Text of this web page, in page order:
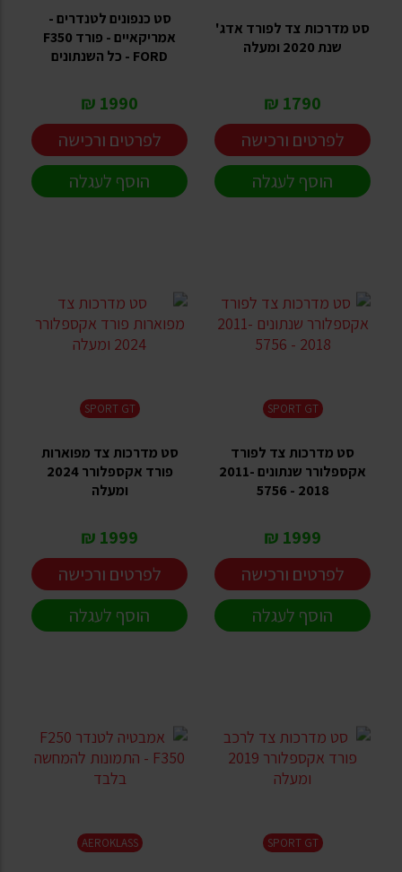
סט מדרכות צד לפורד אדג'
שנת 2020 ומעלה
1790 ₪
לפרטים ורכישה
הוסף לעגלה
סט כנפונים לטנדרים -
אמריקאיים - פורד F350
FORD - כל השנתונים
1990 ₪
לפרטים ורכישה
הוסף לעגלה
SPORT GT
סט מדרכות צד לפורד
אקספלורר שנתונים 2011-
2018 - 5756
1999 ₪
לפרטים ורכישה
הוסף לעגלה
SPORT GT
סט מדרכות צד מפוארות
פורד אקספלורר 2024
ומעלה
1999 ₪
לפרטים ורכישה
הוסף לעגלה
SPORT GT
AEROKLASS